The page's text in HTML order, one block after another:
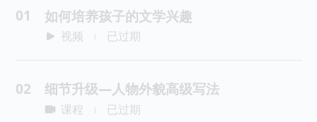
01 如何培养孩子的文学兴趣
视频 已过期
02 细节升级—人物外貌高级写法
课程 已过期